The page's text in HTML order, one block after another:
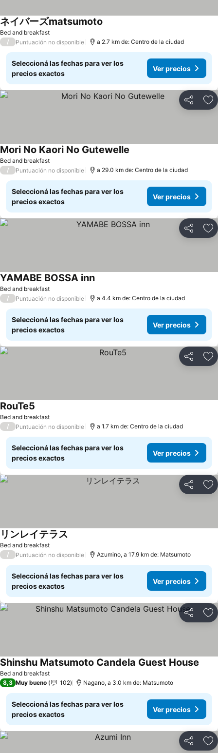
Bed and breakfast
ネイバーズmatsumoto
/ Puntuación no disponible a 2.7 km de: Centro de la ciudad
Seleccioná las fechas para ver los
precios exactos
Ver precios
Compartir
Bed and breakfast
Mori No Kaori No Gutewelle
/ Puntuación no disponible a 29.0 km de: Centro de la ciudad
Seleccioná las fechas para ver los
precios exactos
Ver precios
Compartir
Bed and breakfast
YAMABE BOSSA inn
/ Puntuación no disponible a 4.4 km de: Centro de la ciudad
Seleccioná las fechas para ver los
precios exactos
Ver precios
Compartir
Bed and breakfast
RouTe5
/ Puntuación no disponible a 1.7 km de: Centro de la ciudad
Seleccioná las fechas para ver los
precios exactos
Ver precios
Compartir
Bed and breakfast
リンレイテラス
/ Puntuación no disponible Azumino, a 17.9 km de: Matsumoto
Seleccioná las fechas para ver los
precios exactos
Ver precios
Compartir
Bed and breakfast
Shinshu Matsumoto Candela Guest House
8,3 Muy bueno 102 Nagano, a 3.0 km de: Matsumoto
Seleccioná las fechas para ver los
precios exactos
Ver precios
Compartir